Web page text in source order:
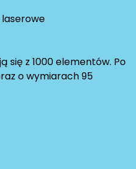
się z 1000 elementów. Po
o wymiarach 95